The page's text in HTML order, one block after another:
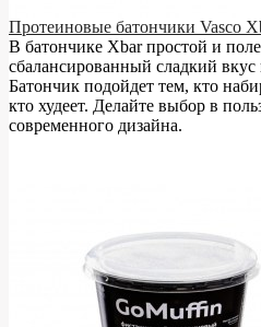
Протеиновые батончики Vasco
В батончике Xbar простой и
сбалансированный сладкий вкус
Батончик подойдет тем, кто
кто худеет. Делайте выбор в
современного дизайна.